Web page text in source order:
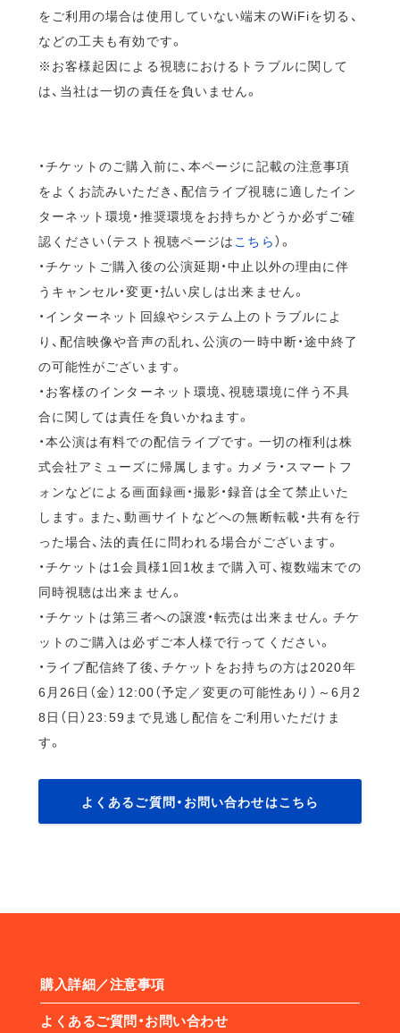
をご利用の場合は使用していない端末のWiFiを切る、
などの工夫も有効です。
※お客様起因による視聴におけるトラブルに関して
は、当社は一切の責任を負いません。
・チケットのご購入前に、本ページに記載の注意事項
をよくお読みいただき、配信ライブ視聴に適したイン
ターネット環境・推奨環境をお持ちかどうか必ずご確
認ください（テスト視聴ページは こちら）。
・チケットご購入後の公演延期・中止以外の理由に伴
うキャンセル・変更・払い戻しは出来ません。
・インターネット回線やシステム上のトラブルによ
り、配信映像や音声の乱れ、公演の一時中断・途中終了
の可能性がございます。
・お客様のインターネット環境、視聴環境に伴う不具
合に関しては責任を負いかねます。
・本公演は有料での配信ライブです。一切の権利は株
式会社アミューズに帰属します。カメラ・スマートフ
ォンなどによる画面録画・撮影・録音は全て禁止いた
します。また、動画サイトなどへの無断転載・共有を行
った場合、法的責任に問われる場合がございます。
・チケットは1会員様1回1枚まで購入可、複数端末での
同時視聴は出来ません。
・チケットは第三者への譲渡・転売は出来ません。チケ
ットのご購入は必ずご本人様で行ってください。
・ライブ配信終了後、チケットをお持ちの方は2020年
6月26日（金）12:00（予定／変更の可能性あり）～6月2
8日（日）23:59まで見逃し配信をご利用いただけま
す。
よくあるご質問・お問い合わせはこちら
購入詳細／注意事項
よくあるご質問・お問い合わせ